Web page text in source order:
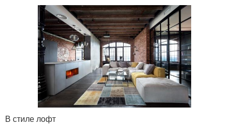
В стиле лофт